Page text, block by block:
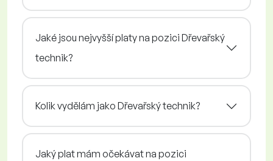
Jaké jsou nejvyšší platy na pozici Dřevařský
technik?
Kolik vydělám jako Dřevařský technik?
Jaký plat mám očekávat na pozici